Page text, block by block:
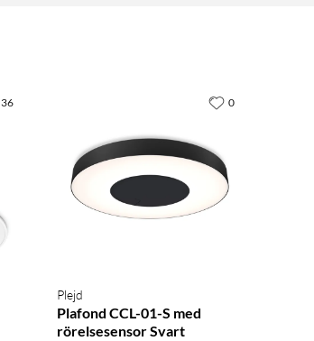
36
Plejd
Plafond CCL-01-S med
rörelsesensor Svart
0